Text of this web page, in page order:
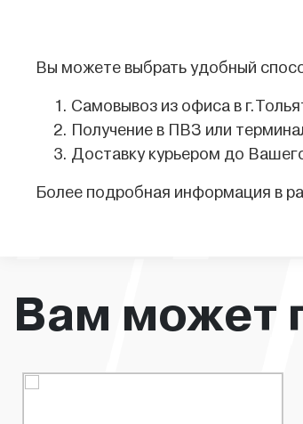
Вы можете выбрать удобный
Самовывоз из офиса в
Получение в ПВЗ или
Доставку курьером до
Более подробная информация в
Вам может